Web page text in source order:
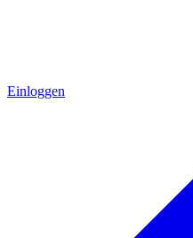
Einloggen